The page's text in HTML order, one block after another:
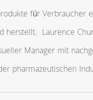
für Verbraucher
herstellt. Laurence
Manager mit
pharmazeutischen